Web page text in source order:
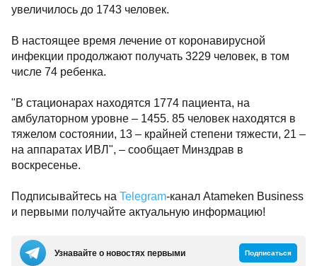
увеличилось до 1743 человек.
В настоящее время лечение от коронавирусной
инфекции продолжают получать 3229 человек, в том
числе 74 ребенка.
"В стационарах находятся 1774 пациента, на
амбулаторном уровне – 1455. 85 человек находятся в
тяжелом состоянии, 13 – крайней степени тяжести, 21 –
на аппаратах ИВЛ", – сообщает Минздрав в
воскресенье.
Подписывайтесь на Telegram-канал Atameken Business
и первыми получайте актуальную информацию!
Узнавайте о новостях первыми Подписаться